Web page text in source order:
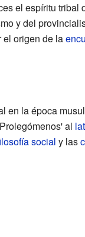
el espíritu
y del
el origen de la
en la época
al
social y las